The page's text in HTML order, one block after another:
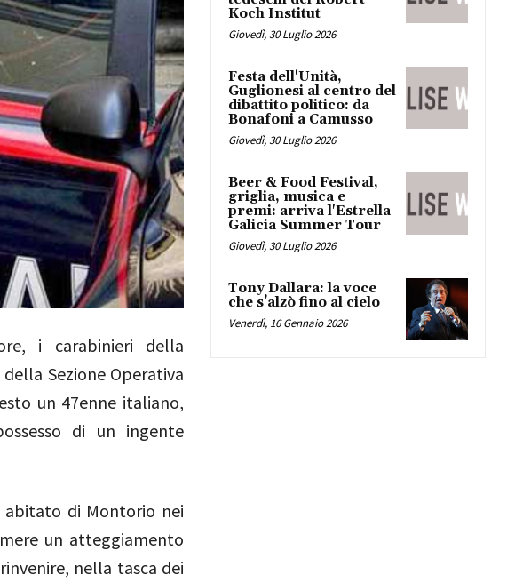
i carabinieri della
Sezione Operativa
un 47enne italiano,
di un ingente
abitato di Montorio nei
un atteggiamento
nella tasca dei
Koch Institut
Giovedì, 30 Luglio 2026
Festa dell'Unità,
Guglionesi al centro del
dibattito politico: da
Bonafoni a Camusso
Giovedì, 30 Luglio 2026
Beer & Food Festival,
griglia, musica e
premi: arriva l'Estrella
Galicia Summer Tour
Giovedì, 30 Luglio 2026
Tony Dallara: la voce
che s’alzò fino al cielo
Venerdì, 16 Gennaio 2026